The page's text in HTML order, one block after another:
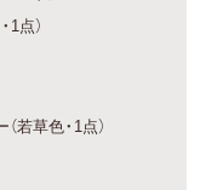
点）
若草色・1点）